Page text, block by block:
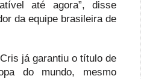
até agora”, disse
da equipe brasileira de
já garantiu o título de
do mundo, mesmo